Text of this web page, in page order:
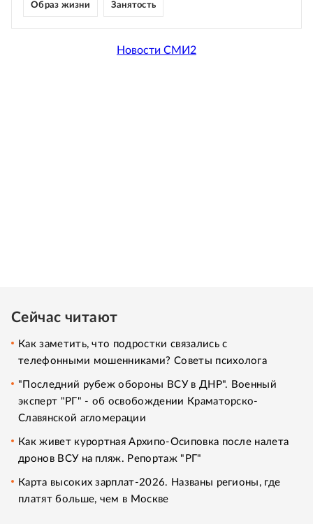
Образ жизни Занятость
Новости СМИ2
Сейчас читают
Как заметить, что подростки связались с
телефонными мошенниками? Советы психолога
"Последний рубеж обороны ВСУ в ДНР". Военный
эксперт "РГ" - об освобождении Краматорско-
Славянской агломерации
Как живет курортная Архипо-Осиповка после налета
дронов ВСУ на пляж. Репортаж "РГ"
Карта высоких зарплат-2026. Названы регионы, где
платят больше, чем в Москве